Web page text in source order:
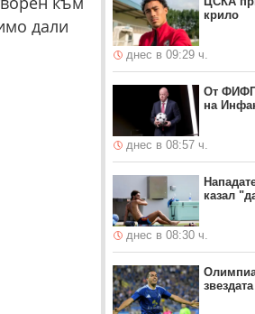
дали
крило
днес в 09:29 ч.
От
на
днес в 08:57 ч.
казал
днес в 08:30 ч.